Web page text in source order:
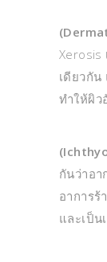
ผิวแ
Xerosis
เดียวกัน
ทำให้ผิว
ผิวแ
กันว่าอา
อาการ
และเป็น
ผิ